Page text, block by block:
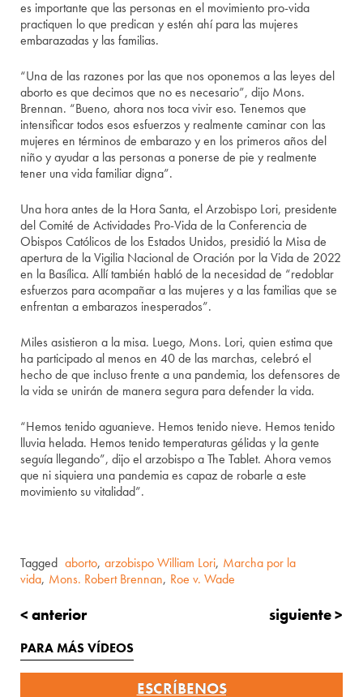
es importante que las personas en el movimiento pro-vida
practiquen lo que predican y estén ahí para las mujeres
embarazadas y las familias.
“Una de las razones por las que nos oponemos a las leyes del
aborto es que decimos que no es necesario”, dijo Mons.
Brennan. “Bueno, ahora nos toca vivir eso. Tenemos que
intensificar todos esos esfuerzos y realmente caminar con las
mujeres en términos de embarazo y en los primeros años del
niño y ayudar a las personas a ponerse de pie y realmente
tener una vida familiar digna”.
Una hora antes de la Hora Santa, el Arzobispo Lori, presidente
del Comité de Actividades Pro-Vida de la Conferencia de
Obispos Católicos de los Estados Unidos, presidió la Misa de
apertura de la Vigilia Nacional de Oración por la Vida de 2022
en la Basílica. Allí también habló de la necesidad de “redoblar
esfuerzos para acompañar a las mujeres y a las familias que se
enfrentan a embarazos inesperados”.
Miles asistieron a la misa. Luego, Mons. Lori, quien estima que
ha participado al menos en 40 de las marchas, celebró el
hecho de que incluso frente a una pandemia, los defensores de
la vida se unirán de manera segura para defender la vida.
“Hemos tenido aguanieve. Hemos tenido nieve. Hemos tenido
lluvia helada. Hemos tenido temperaturas gélidas y la gente
seguía llegando”, dijo el arzobispo a The Tablet. Ahora vemos
que ni siquiera una pandemia es capaz de robarle a este
movimiento su vitalidad”.
Tagged aborto, arzobispo William Lori, Marcha por la
vida, Mons. Robert Brennan, Roe v. Wade
< anterior siguiente >
PARA MÁS VÍDEOS
ESCRÍBENOS